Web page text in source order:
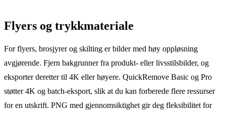
Flyers og trykkmateriale
For flyers, brosjyrer og skilting er bilder med høy oppløsning
avgjørende. Fjern bakgrunner fra produkt- eller livsstilsbilder, og
eksporter deretter til 4K eller høyere. QuickRemove Basic og Pro
støtter 4K og batch-eksport, slik at du kan forberede flere ressurser
for en utskrift. PNG med gjennomsiktighet gir deg fleksibilitet for